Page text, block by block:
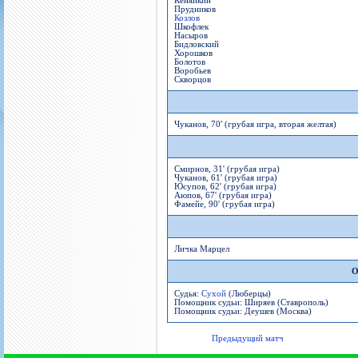
Прудников
Козлов
Шкофлек
Насыров
Бидловский
Хорошков
Болотов
Воробьев
Скворцов
Чуканов, 70' (грубая игра, вторая желтая)
Смирнов, 31' (грубая игра)
Чуканов, 61' (грубая игра)
Юсупов, 62' (грубая игра)
Аюпов, 67' (грубая игра)
Фамейе, 90' (грубая игра)
Личка Марцел
Судья: Сухой (Люберцы)
Помощник судьи: Ширяев (Ставрополь)
Помощник судьи: Деушев (Москва)
Предыдущий матч